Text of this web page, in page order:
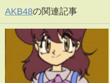
AKB48の関連記事